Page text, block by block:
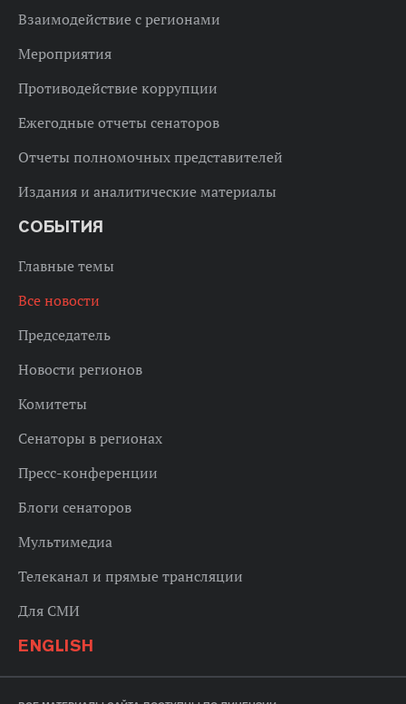
Взаимодействие с регионами
Мероприятия
Противодействие коррупции
Ежегодные отчеты сенаторов
Отчеты полномочных представителей
Издания и аналитические материалы
СОБЫТИЯ
Главные темы
Все новости
Председатель
Новости регионов
Комитеты
Сенаторы в регионах
Пресс-конференции
Блоги сенаторов
Мультимедиа
Телеканал и прямые трансляции
Для СМИ
ENGLISH